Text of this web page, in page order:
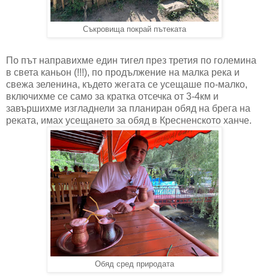
Съкровища покрай пътеката
По път направихме един тигел през третия по големина
в света каньон (!!!), по продължение на малка река и
свежа зеленина, където жегата се усещаше по-малко,
включихме се само за кратка отсечка от 3-4км и
завършихме изгладнели за планиран обяд на брега на
реката, имах усещането за обяд в Кресненското ханче.
Обяд сред природата